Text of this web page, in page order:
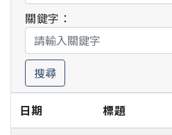
關鍵字：
搜尋
日期 標題